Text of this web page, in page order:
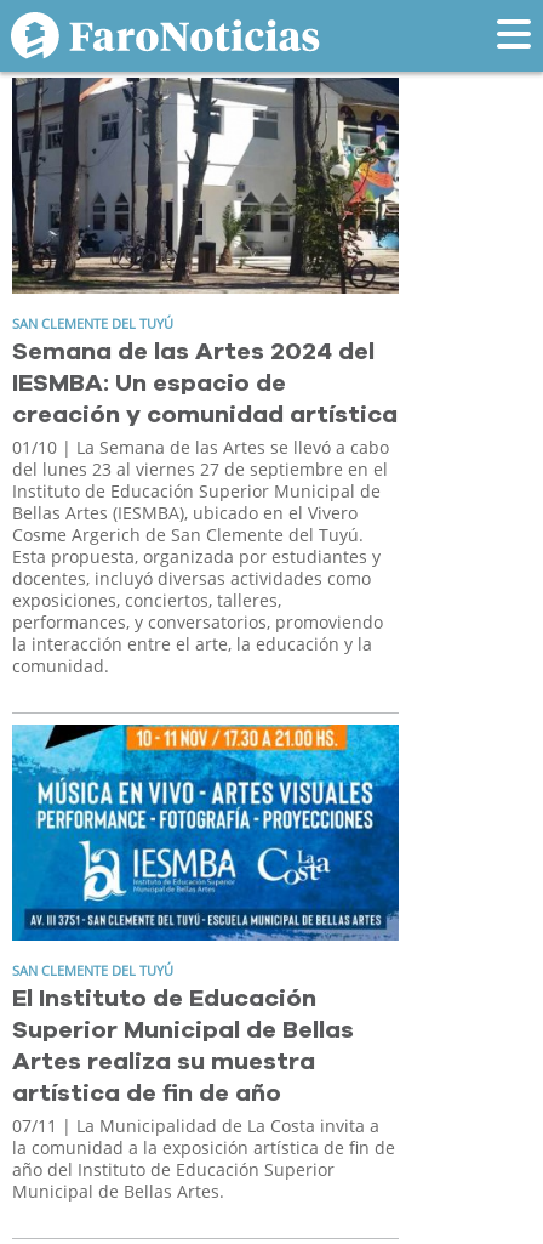
Tag: artes
SAN CLEMENTE DEL TUYÚ
Semana de las Artes 2024 del
IESMBA: Un espacio de
creación y comunidad artística
01/10 | La Semana de las Artes se llevó a cabo
del lunes 23 al viernes 27 de septiembre en el
Instituto de Educación Superior Municipal de
Bellas Artes (IESMBA), ubicado en el Vivero
Cosme Argerich de San Clemente del Tuyú.
Esta propuesta, organizada por estudiantes y
docentes, incluyó diversas actividades como
exposiciones, conciertos, talleres,
performances, y conversatorios, promoviendo
la interacción entre el arte, la educación y la
comunidad.
SAN CLEMENTE DEL TUYÚ
El Instituto de Educación
Superior Municipal de Bellas
Artes realiza su muestra
artística de fin de año
07/11 | La Municipalidad de La Costa invita a
la comunidad a la exposición artística de fin de
año del Instituto de Educación Superior
Municipal de Bellas Artes.